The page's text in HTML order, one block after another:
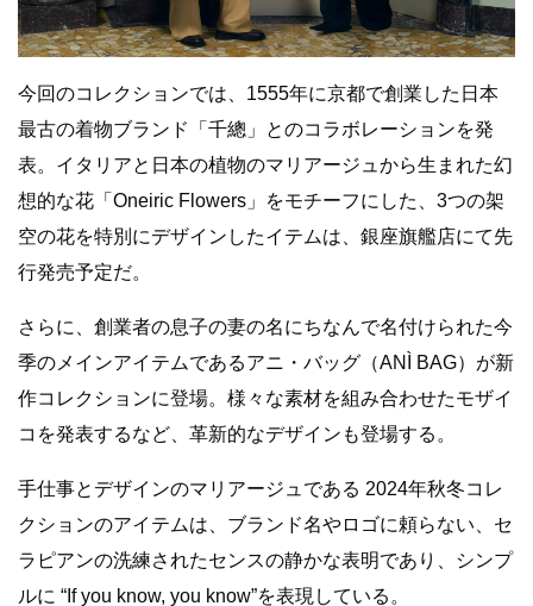
今回のコレクションでは、1555年に京都で創業した日本
最古の着物ブランド「千總」とのコラボレーションを発
表。イタリアと日本の植物のマリアージュから生まれた幻
想的な花「Oneiric Flowers」をモチーフにした、3つの架
空の花を特別にデザインしたイテムは、銀座旗艦店にて先
行発売予定だ。
さらに、創業者の息子の妻の名にちなんで名付けられた今
季のメインアイテムであるアニ・バッグ（ANÌ BAG）が新
作コレクションに登場。様々な素材を組み合わせたモザイ
コを発表するなど、革新的なデザインも登場する。
手仕事とデザインのマリアージュである 2024年秋冬コレ
クションのアイテムは、ブランド名やロゴに頼らない、セ
ラピアンの洗練されたセンスの静かな表明であり、シンプ
ルに “If you know, you know”を表現している。